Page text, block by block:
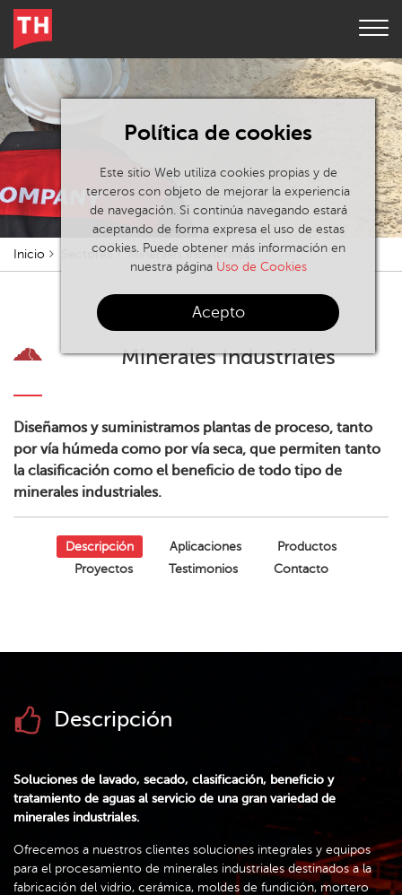
Política de cookies
Este sitio Web utiliza cookies propias y de
terceros con objeto de mejorar la experiencia
de navegación. Si continúa navegando estará
aceptando de forma expresa el uso de estas
cookies. Puede obtener más información en
nuestra página Uso de Cookies
Acepto
Inicio Sectores Minerales Industriales
Minerales Industriales
Diseñamos y suministramos plantas de proceso, tanto
por vía húmeda como por vía seca, que permiten tanto
la clasificación como el beneficio de todo tipo de
minerales industriales.
Descripción Aplicaciones
Productos
Proyectos
Testimonios Contacto
Descripción
Soluciones de lavado, secado, clasificación, beneficio y
tratamiento de aguas al servicio de una gran variedad de
minerales industriales.
Ofrecemos a nuestros clientes soluciones integrales y equipos
para el procesamiento de minerales industriales destinados a la
fabricación del vidrio, cerámica, moldes de fundición, mortero